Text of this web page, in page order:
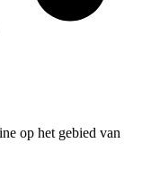
op het gebied van